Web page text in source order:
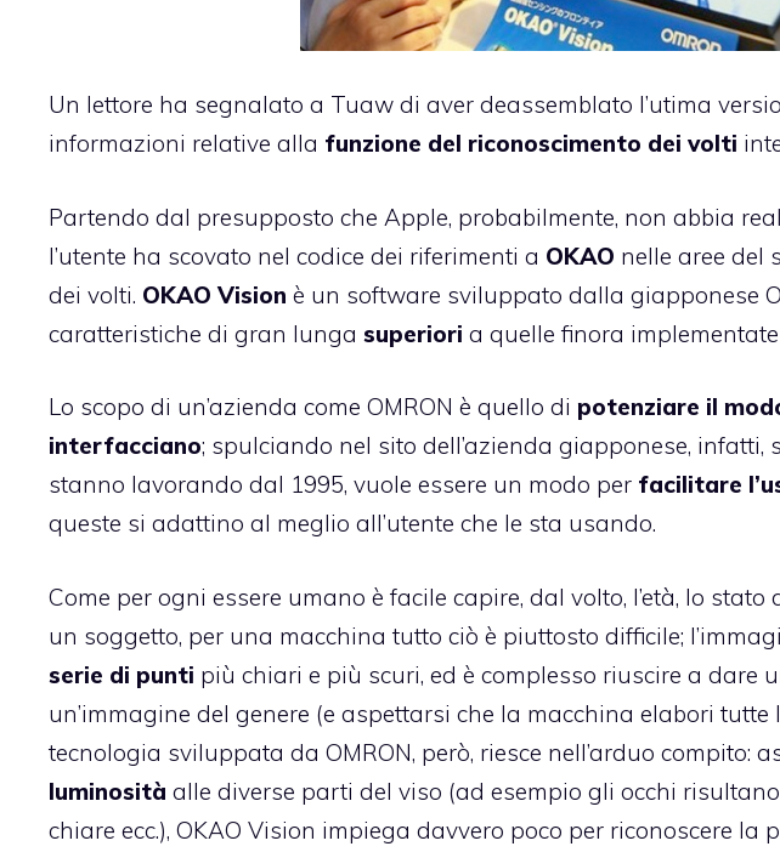
Un lettore ha segnalato a Tuaw di aver deassemblato l’utima
informazioni relative alla funzione del riconoscimento dei volti
Partendo dal presupposto che Apple, probabilmente, non abbia
l’utente ha scovato nel codice dei riferimenti a OKAO nelle aree del
dei volti. OKAO Vision è un software sviluppato dalla giapponese
caratteristiche di gran lunga superiori a quelle finora implementate
Lo scopo di un’azienda come OMRON è quello di potenziare il
interfacciano; spulciando nel sito dell’azienda giapponese, infatti,
stanno lavorando dal 1995, vuole essere un modo per facilitare
queste si adattino al meglio all’utente che le sta usando.
Come per ogni essere umano è facile capire, dal volto, l’età, lo stato
un soggetto, per una macchina tutto ciò è piuttosto difficile;
serie di punti più chiari e più scuri, ed è complesso riuscire a dare
un’immagine del genere (e aspettarsi che la macchina elabori
tecnologia sviluppata da OMRON, però, riesce nell’arduo compito:
luminosità alle diverse parti del viso (ad esempio gli occhi
chiare ecc.), OKAO Vision impiega davvero poco per riconoscere